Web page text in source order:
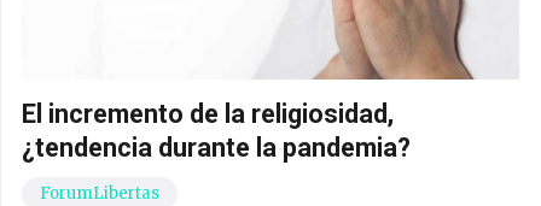
El incremento de la religiosidad,
¿tendencia durante la pandemia?
ForumLibertas